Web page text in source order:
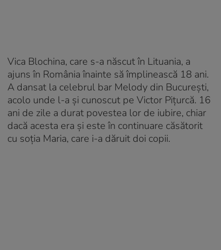
Vica Blochina, care s-a născut în Lituania, a
ajuns în România înainte să împlinească 18 ani.
A dansat la celebrul bar Melody din București,
acolo unde l-a și cunoscut pe Victor Pițurcă. 16
ani de zile a durat povestea lor de iubire, chiar
dacă acesta era și este în continuare căsătorit
cu soția Maria, care i-a dăruit doi copii.